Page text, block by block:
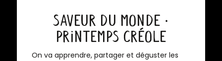
Saveur du Monde ·
Printemps Créole
On va apprendre, partager et déguster les